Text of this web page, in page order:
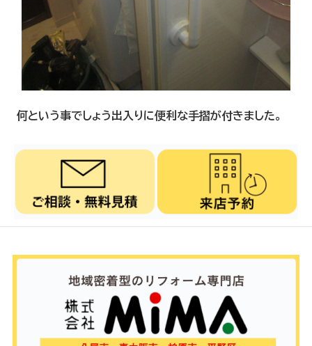
何という事でしょう出入りに便利な手摺が付きました。